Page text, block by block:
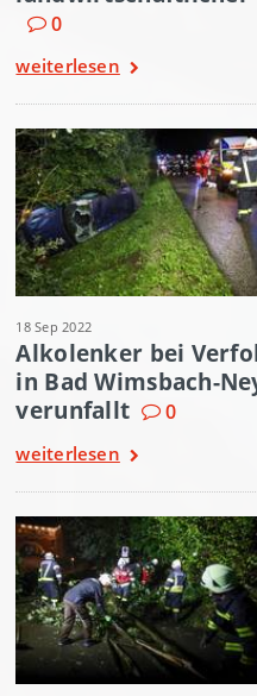
0
weiterlesen
18 Sep 2022
Alkolenker bei
in Bad Wimsbach-
verunfallt
0
weiterlesen